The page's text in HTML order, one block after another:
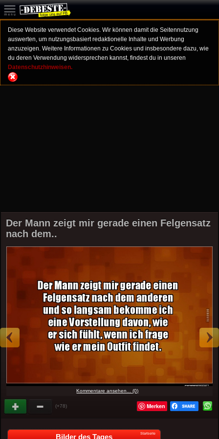
Diese Website verwendet Cookies. Wir können damit die Seitennutzung
auswerten, um nutzungsbasiert redaktionelle Inhalte und Werbung
anzuzeigen. Weitere Informationen zu Cookies und insbesondere dazu, wie
du deren Verwendung widersprechen kannst, findest du in unseren
Datenschutzhinweisen.
Der Mann zeigt mir gerade einen Felgensatz
nach dem..
Kommentare ansehen... (0)
(+78) Merken
Bilder des Tages Startseite